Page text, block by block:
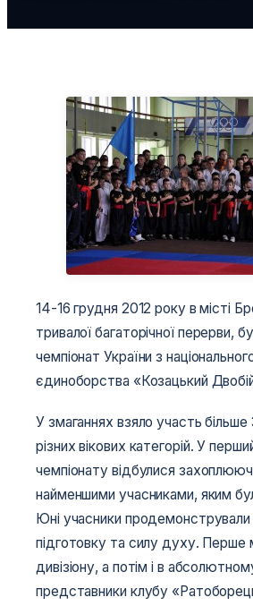
14-16 грудня 2012 року в місті
тривалої багаторічної перерви,
чемпіонат України з
єдиноборства «Козацький
У змаганнях взяло участь
різних вікових категорій. У
чемпіонату відбулися
найменшими учасниками, яким
Юні учасники
підготовку та силу духу. Перше
дивізіону, а потім і в
представники клубу